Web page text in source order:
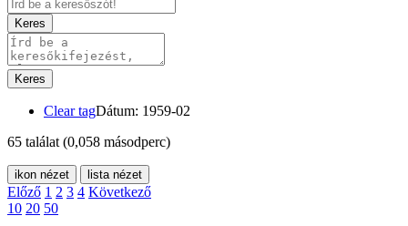
Keres
Keres
Clear tagDátum: 1959-02
65 találat (0,058 másodperc)
ikon nézet lista nézet
Előző 1 2 3 4 Következő
10 20 50